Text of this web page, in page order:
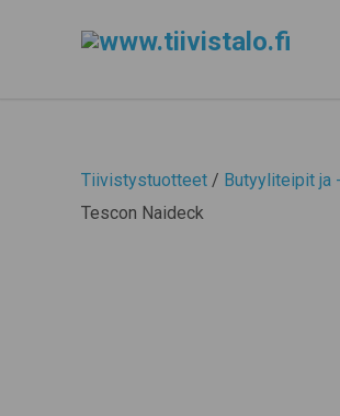
Tiivistystuotteet / Butyyliteipit ja
Tescon Naideck